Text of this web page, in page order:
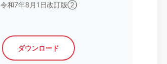
令和7年8月1日改訂版②
ダウンロード